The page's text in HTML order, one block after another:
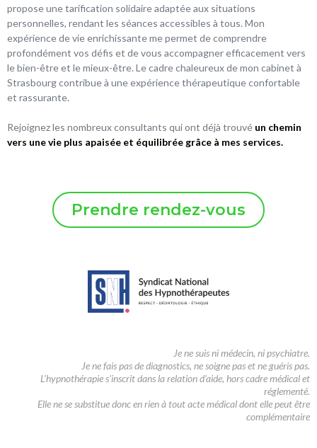
propose une tarification solidaire adaptée aux situations
personnelles, rendant les séances accessibles à tous. Mon
expérience de vie enrichissante me permet de comprendre
profondément vos défis et de vous accompagner efficacement vers
le bien-être et le mieux-être. Le cadre chaleureux de mon cabinet à
Strasbourg contribue à une expérience thérapeutique confortable
et rassurante.
Rejoignez les nombreux consultants qui ont déjà trouvé un chemin
vers une vie plus apaisée et équilibrée grâce à mes services.
Prendre rendez-vous
Je ne suis ni médecin, ni psychiatre.
Je ne fais pas de diagnostics, ne soigne pas et ne guéris pas.
L'hypnothérapie s'inscrit dans la relation d'aide, hors cadre médical et
réglementé.
Elle ne se substitue donc en rien à tout acte médical dont elle peut être
complémentaire